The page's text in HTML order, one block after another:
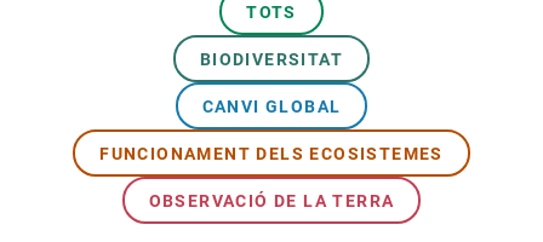
TOTS
BIODIVERSITAT
CANVI GLOBAL
FUNCIONAMENT DELS ECOSISTEMES
OBSERVACIÓ DE LA TERRA